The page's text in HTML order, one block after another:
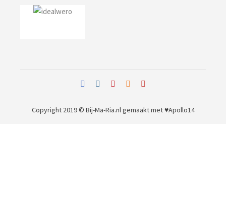
Copyright 2019 © Bij-Ma-Ria.nlgemaakt met ♥Apollo14